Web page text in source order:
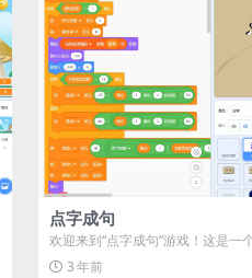
点字成句
欢迎来到“点字成句”游戏！这是一
词还原游戏，让你在享受游戏乐趣...
3 年前